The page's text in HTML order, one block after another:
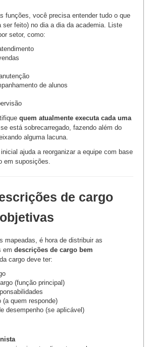
funções, você precisa entender tudo o que
ser feito) no dia a dia da academia. Liste
setor, como:
de alunos
quem atualmente executa cada uma
está sobrecarregado, fazendo além do
alguma lacuna.
ajuda a reorganizar a equipe com base
em suposições.
de cargo
mapeadas, é hora de distribuir as
em descrições de cargo bem
cargo deve ter:
(função principal)
(a quem responde)
desempenho (se aplicável)